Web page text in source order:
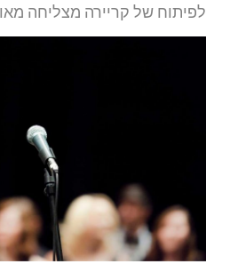
לפיתוח של קריירה מצליחה מאוד.